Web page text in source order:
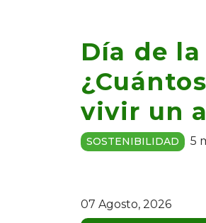
Día de
vivir un
SOSTENIBILIDAD 5
07 Agosto, 2026